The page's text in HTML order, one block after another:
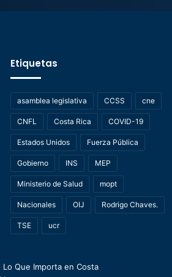
Etiquetas
asamblea legislativa CCSS cne
CNFL Costa Rica COVID-19
Estados Unidos Fuerza Pública
Gobierno INS MEP
Ministerio de Salud mopt
Nacionales OIJ Rodrigo Chaves.
TSE ucr
Lo Que Importa en Costa